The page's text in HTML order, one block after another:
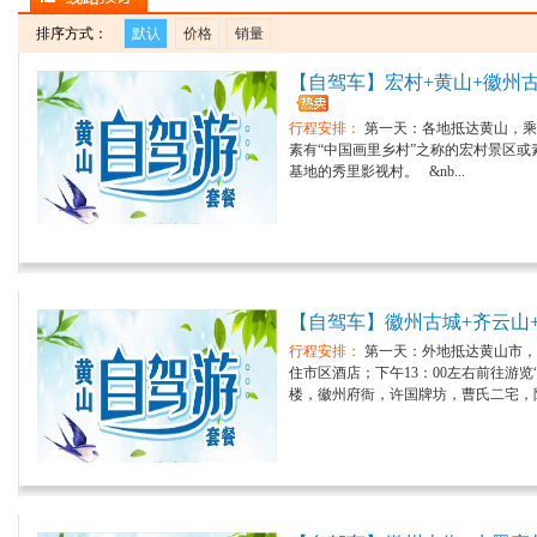
排序方式： 默认 价格 销量
【自驾车】宏村+黄山+徽州
行程安排： 第一天：各地抵达黄山，
素有“中国画里乡村”之称的宏村景区
基地的秀里影视村。 &nb...
【自驾车】徽州古城+齐云
行程安排： 第一天：外地抵达黄山市
住市区酒店；下午13：00左右前往游
楼，徽州府衙，许国牌坊，曹氏二宅